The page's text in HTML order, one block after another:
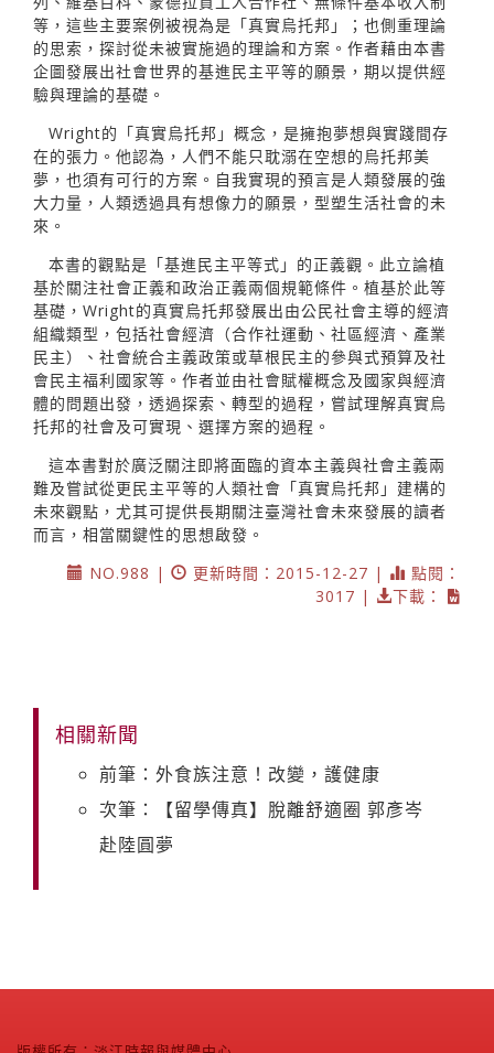
等，這些主要案例被視為是「真實烏托邦」；也側重理論
的思索，探討從未被實施過的理論和方案。作者藉由本書
企圖發展出社會世界的基進民主平等的願景，期以提供經
驗與理論的基礎。
Wright的「真實烏托邦」概念，是擁抱夢想與實踐間存
在的張力。他認為，人們不能只耽溺在空想的烏托邦美
夢，也須有可行的方案。自我實現的預言是人類發展的強
大力量，人類透過具有想像力的願景，型塑生活社會的未
來。
本書的觀點是「基進民主平等式」的正義觀。此立論植
基於關注社會正義和政治正義兩個規範條件。植基於此等
基礎，Wright的真實烏托邦發展出由公民社會主導的經濟
組織類型，包括社會經濟（合作社運動、社區經濟、產業
民主）、社會統合主義政策或草根民主的參與式預算及社
會民主福利國家等。作者並由社會賦權概念及國家與經濟
體的問題出發，透過探索、轉型的過程，嘗試理解真實烏
托邦的社會及可實現、選擇方案的過程。
這本書對於廣泛關注即將面臨的資本主義與社會主義兩
難及嘗試從更民主平等的人類社會「真實烏托邦」建構的
未來觀點，尤其可提供長期關注臺灣社會未來發展的讀者
而言，相當關鍵性的思想啟發。
NO.988 |
更新時間：2015-12-27 |
點閱：
3017 |
下載：
相關新聞
前筆：外食族注意！改變，護健康
次筆：【留學傳真】脫離舒適圈 郭彥岑
赴陸圓夢